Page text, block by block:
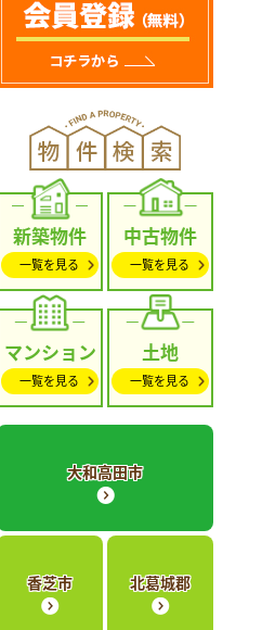
新築物件
一覧を見る
中古物件
一覧を見る
マンション
一覧を見る
土地
一覧を見る
大和高田市
香芝市 北葛城郡